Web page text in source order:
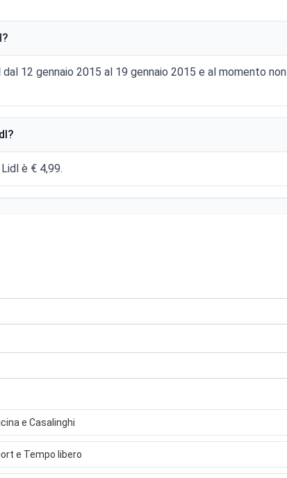
12 gennaio 2015 al 19 gennaio 2015 e al momento non
è € 4,99.
e Casalinghi
e Tempo libero